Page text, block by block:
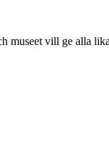
museet vill ge alla